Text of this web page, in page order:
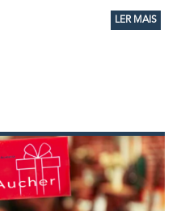
LER MAIS